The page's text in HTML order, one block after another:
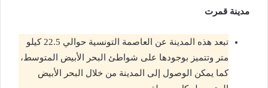
مدينة قمرت
تبعد هذه المدينة عن العاصمة التونسية حوالي 22.5 كيلو
متر وتتميز بوجودها على شواطئ البحر الأبيض المتوسط،
كما يمكن الوصول إلى المدينة من خلال البحر الأبيض